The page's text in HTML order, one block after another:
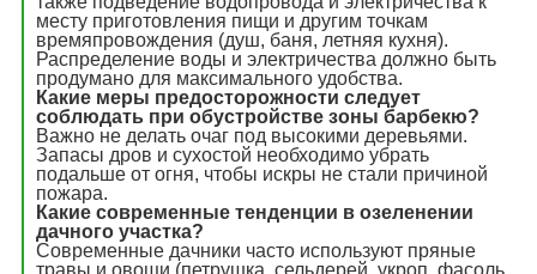
месту приготовления пищи и другим точкам
времяпровождения (душ, баня, летняя кухня).
Распределение воды и электричества должно быть
продумано для максимального удобства.
Какие меры предосторожности следует
соблюдать при обустройстве зоны барбекю?
Важно не делать очаг под высокими деревьями.
Запасы дров и сухостой необходимо убрать
подальше от огня, чтобы искры не стали причиной
пожара.
Какие современные тенденции в озеленении
дачного участка?
Современные дачники часто используют пряные